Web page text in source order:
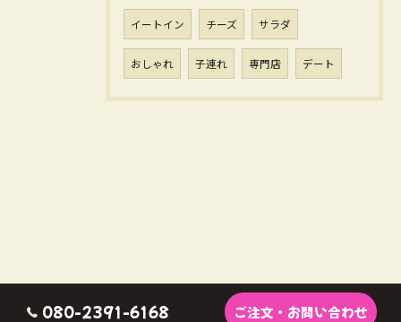
イートイン チーズ サラダ
おしゃれ 子連れ 専門店 デート
080-2391-6168 ご注文・お問い合わせ